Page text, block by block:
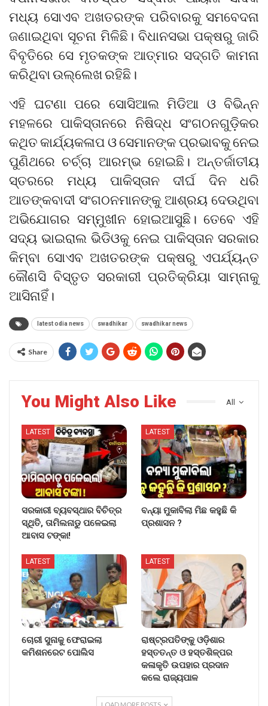
ମଧ୍ୟ ସୋଏବ ଅଖତରଙ୍କ ପରିବାରକୁ ସମବେଦନା
ଜଣାଇଥିବା ସୂଚନା ମିଳିଛି। ବିଧାନସଭା ପକ୍ଷରୁ ଜାରି
ବିବୃତିରେ ସେ ମୃତକଙ୍କ ଆତ୍ମାର ସଦ୍‌ଗତି କାମନା
କରିଥିବା ଉଲ୍ଲେଖ ରହିଛି।
ଏହି ଘଟଣା ପରେ ସୋସିଆଲ ମିଡିଆ ଓ ବିଭିନ୍ନ
ମହଳରେ ପାକିସ୍ତାନରେ ନିଷିଦ୍ଧ ସଂଗଠନଗୁଡ଼ିକର
କଥିତ କାର୍ଯ୍ୟକଳାପ ଓ ସେମାନଙ୍କ ପ୍ରଭାବକୁ ନେଇ
ପୁଣିଥରେ ଚର୍ଚ୍ଚା ଆରମ୍ଭ ହୋଇଛି। ଅନ୍ତର୍ଜାତୀୟ
ସ୍ତରରେ ମଧ୍ୟ ପାକିସ୍ତାନ ଦୀର୍ଘ ଦିନ ଧରି
ଆତଙ୍କବାଦୀ ସଂଗଠନମାନଙ୍କୁ ଆଶ୍ରୟ ଦେଉଥିବା
ଅଭିଯୋଗର ସମ୍ମୁଖୀନ ହୋଇଆସୁଛି। ତେବେ ଏହି
ସଦ୍ୟ ଭାଇରାଲ ଭିଡିଓକୁ ନେଇ ପାକିସ୍ତାନ ସରକାର
କିମ୍ବା ସୋଏବ ଅଖତରଙ୍କ ପକ୍ଷରୁ ଏପର୍ଯ୍ୟନ୍ତ
କୌଣସି ବିସ୍ତୃତ ସରକାରୀ ପ୍ରତିକ୍ରିୟା ସାମ୍ନାକୁ
ଆସିନାହିଁ।
latest odia news swadhikar swadhikar news
Share
All
You Might Also Like
LATEST
ସରକାରୀ ବ୍ୟବସ୍ଥାର ବିଚିତ୍ର
ସ୍ଥିତି, ତାମିଲନାଡୁ ପଳେଇଲା
ଆବାସ ଟଙ୍କା!
LATEST
ବନ୍ୟା ମୁକାବିଲା ମିଛ କହୁଛି କି
ପ୍ରଶାସନ ?
LATEST
ଚୋରୀ ସୁନାକୁ ଫେରାଇଲା
କମିଶନରେଟ ପୋଲିସ
LATEST
ରାଷ୍ଟ୍ରପତିଙ୍କୁ ଓଡ଼ିଶାର
ହସ୍ତତନ୍ତ ଓ ହସ୍ତଶିଳ୍ପର
କଳାକୃତି ଉପହାର ପ୍ରଦାନ
କଲେ ରାଜ୍ୟପାଳ